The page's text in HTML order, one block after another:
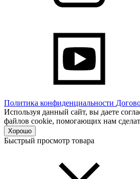
Политика конфиденциальности
Используя данный сайт, вы даете
файлов cookie, помогающих нам
Хорошо
Быстрый просмотр товара